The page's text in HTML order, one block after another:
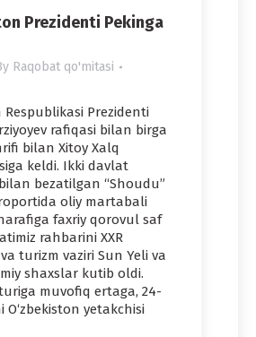
Prezidenti Pekinga
Raqobat qo'mitasi
Respublikasi Prezidenti
rafiqasi bilan birga
bilan Xitoy Xalq
keldi. Ikki davlat
bezatilgan “Shoudu”
oliy martabali
faxriy qorovul saf
rahbarini XXR
turizm vaziri Sun Yeli va
shaxslar kutib oldi.
muvofiq ertaga, 24-
yetakchisi